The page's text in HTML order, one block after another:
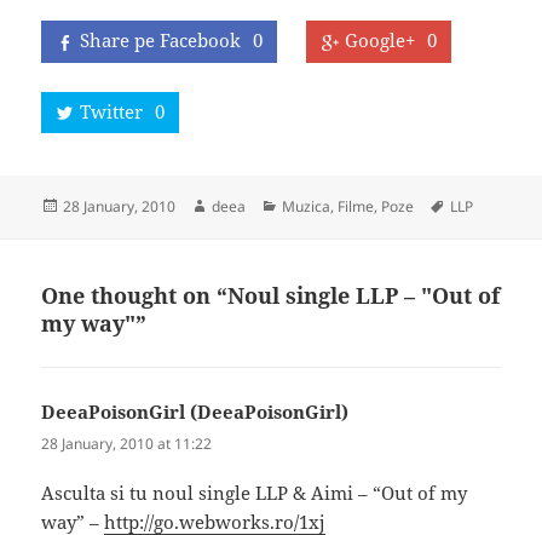
Share pe Facebook 0 Google+ 0
Twitter 0
Posted
28 January, 2010 Author
deea Categories
Muzica, Filme, Poze Tags
LLP
One thought on “Noul single LLP – "Out of
my way"”
DeeaPoisonGirl (DeeaPoisonGirl)
28 January, 2010 at 11:22
Asculta si tu noul single LLP & Aimi – “Out of my
way” –http://go.webworks.ro/1xj